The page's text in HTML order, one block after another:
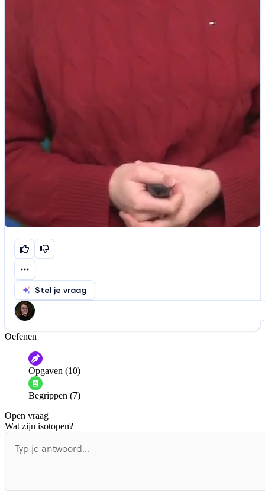
Stel je vraag
Help ons de video te verbeteren
De audio is slecht
Informatie is onjuist
De docent is te langdradig
De uitleg gaat te langzaam
Oefenen
Opgaven (10)
Begrippen (7)
Open vraag
Wat zijn isotopen?